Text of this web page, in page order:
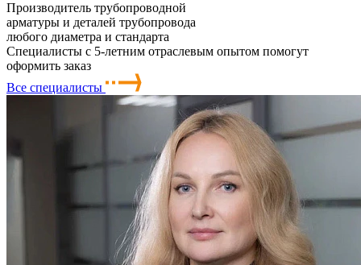
Производитель трубопроводной
арматуры и деталей трубопровода
любого диаметра и стандарта
Специалисты с 5-летним отраслевым опытом помогут
оформить заказ
Все специалисты